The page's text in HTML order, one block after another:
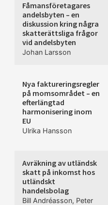
Fåmansföretagares
andelsbyten – en
diskussion kring några
skatterättsliga frågor
vid andelsbyten
Johan Larsson
Nya faktureringsregler
på momsområdet – en
efterlängtad
harmonisering inom
EU
Ulrika Hansson
Avräkning av utländsk
skatt på inkomst hos
utländskt
handelsbolag
Bill Andréasson, Peter